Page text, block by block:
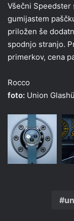
Všečni
gumijastem
priložen še
spodnjo stranjo.
primerkov, cena
Rocco
foto: Union